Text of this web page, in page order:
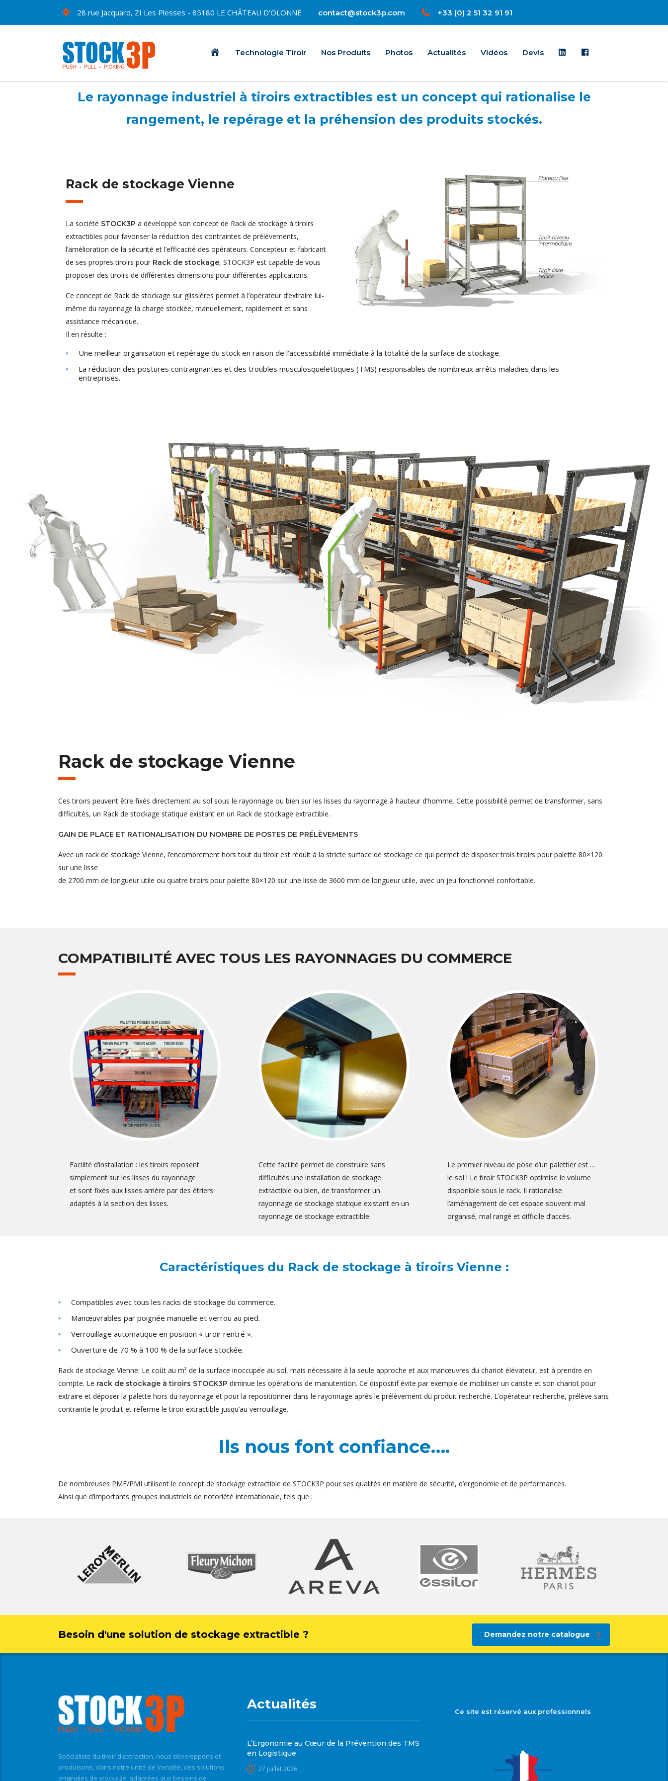
28 rue Jacquard, ZI Les Plesses - 85180 LE CHÂTEAU D’OLONNE contact@stock3p.com +33 (0) 2 51 32 91 91
AccueilTechnologie Tiroir Nos Produits Photos Actualités Vidéos Devis Linkedin
Le rayonnage industriel à tiroirs extractibles est un concept qui rationalise le
rangement, le repérage et la préhension des produits stockés.
Rack de stockage Vienne
La société STOCK3P a développé son concept de Rack de stockage à tiroirs
extractibles pour favoriser la réduction des contraintes de prélèvements,
l’amélioration de la sécurité et l’efficacité des opérateurs. Concepteur et fabricant
de ses propres tiroirs pour Rack de stockage, STOCK3P est capable de vous
proposer des tiroirs de différentes dimensions pour différentes applications.
Ce concept de Rack de stockage sur glissières permet à l’opérateur d’extraire lui-
même du rayonnage la charge stockée, manuellement, rapidement et sans
assistance mécanique.
Il en résulte :
Une meilleur organisation et repérage du stock en raison de l’accessibilité immédiate à la totalité de la surface de stockage.
La réduction des postures contraignantes et des troubles musculosquelettiques (TMS) responsables de nombreux arrêts maladies dans les
entreprises.
Rack de stockage Vienne
Ces tiroirs peuvent être fixés directement au sol sous le rayonnage ou bien sur les lisses du rayonnage à hauteur d’homme. Cette possibilité permet de transformer, sans
difficultés, un Rack de stockage statique existant en un Rack de stockage extractible.
GAIN DE PLACE ET RATIONALISATION DU NOMBRE DE POSTES DE PRÉLÈVEMENTS
Avec un rack de stockage Vienne, l’encombrement hors tout du tiroir est réduit à la stricte surface de stockage ce qui permet de disposer trois tiroirs pour palette 80×120
sur une lisse
de 2700 mm de longueur utile ou quatre tiroirs pour palette 80×120 sur une lisse de 3600 mm de longueur utile, avec un jeu fonctionnel confortable.
COMPATIBILITÉ AVEC TOUS LES RAYONNAGES DU COMMERCE
Facilité d’installation : les tiroirs reposent
simplement sur les lisses du rayonnage
et sont fixés aux lisses arrière par des étriers
adaptés à la section des lisses.
Cette facilité permet de construire sans
difficultés une installation de stockage
extractible ou bien, de transformer un
rayonnage de stockage statique existant en un
rayonnage de stockage extractible.
Le premier niveau de pose d’un palettier est …
le sol ! Le tiroir STOCK3P optimise le volume
disponible sous le rack. Il rationalise
l’aménagement de cet espace souvent mal
organisé, mal rangé et difficile d’accès.
Caractéristiques du Rack de stockage à tiroirs Vienne :
Compatibles avec tous les racks de stockage du commerce.
Manœuvrables par poignée manuelle et verrou au pied.
Verrouillage automatique en position « tiroir rentré ».
Ouverture de 70 % à 100 % de la surface stockée.
Rack de stockage Vienne: Le coût au m² de la surface inoccupée au sol, mais nécessaire à la seule approche et aux manœuvres du chariot élévateur, est à prendre en
compte. Le rack de stockage à tiroirs STOCK3P diminue les opérations de manutention. Ce dispositif évite par exemple de mobiliser un cariste et son chariot pour
extraire et déposer la palette hors du rayonnage et pour la repositionner dans le rayonnage après le prélèvement du produit recherché. L’opérateur recherche, prélève sans
contrainte le produit et referme le tiroir extractible jusqu’au verrouillage.
Ils nous font confiance….
De nombreuses PME/PMI utilisent le concept de stockage extractible de STOCK3P pour ses qualités en matière de sécurité, d’ergonomie et de performances.
Ainsi que d’importants groupes industriels de notoriété internationale, tels que :
Besoin d'une solution de stockage extractible ? Demandez notre catalogue
Spécialiste du tiroir d'extraction, nous développons et
produisons, dans notre unité de Vendée, des solutions
originales de stockage, adaptées aux besoins de
Actualités
L’Ergonomie au Cœur de la Prévention des TMS
en Logistique
27 juillet 2026
Ce site est réservé aux professionnels